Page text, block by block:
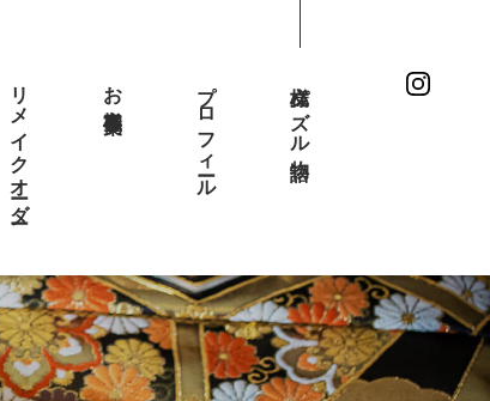
リメイクオーダー お客様事例集 プロフィール 文様パズル物語